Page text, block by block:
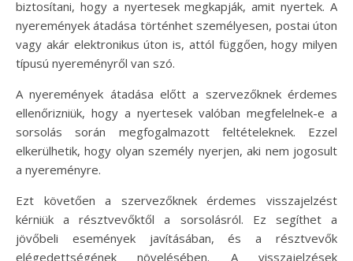
biztosítani, hogy a nyertesek megkapják, amit nyertek. A
nyeremények átadása történhet személyesen, postai úton
vagy akár elektronikus úton is, attól függően, hogy milyen
típusú nyereményről van szó.
A nyeremények átadása előtt a szervezőknek érdemes
ellenőrizniük, hogy a nyertesek valóban megfelelnek-e a
sorsolás során megfogalmazott feltételeknek. Ezzel
elkerülhetik, hogy olyan személy nyerjen, aki nem jogosult
a nyereményre.
Ezt követően a szervezőknek érdemes visszajelzést
kérniük a résztvevőktől a sorsolásról. Ez segíthet a
jövőbeli események javításában, és a résztvevők
elégedettségének növelésében. A visszajelzések